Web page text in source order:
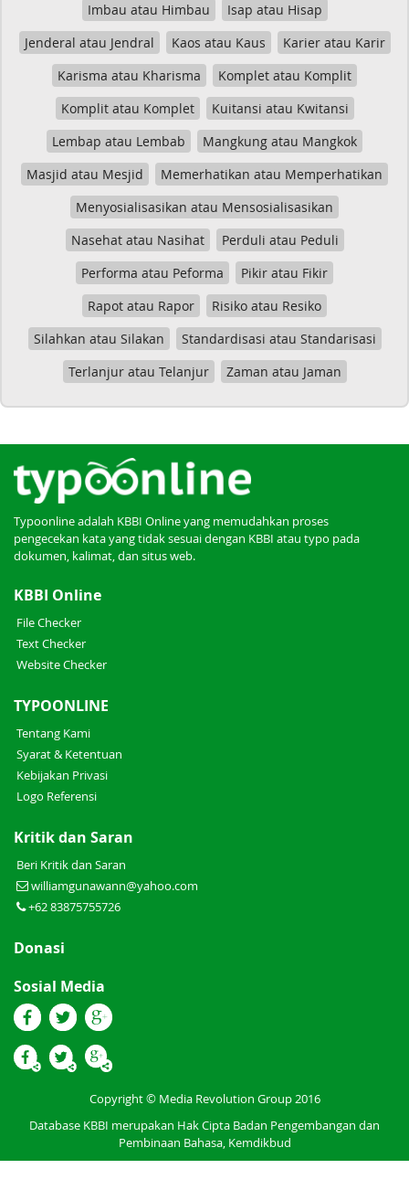
Imbau atau Himbau
Isap atau Hisap
Jenderal atau Jendral
Kaos atau Kaus
Karier atau Karir
Karisma atau Kharisma
Komplet atau Komplit
Komplit atau Komplet
Kuitansi atau Kwitansi
Lembap atau Lembab
Mangkung atau Mangkok
Masjid atau Mesjid
Memerhatikan atau Memperhatikan
Menyosialisasikan atau Mensosialisasikan
Nasehat atau Nasihat
Perduli atau Peduli
Performa atau Peforma
Pikir atau Fikir
Rapot atau Rapor
Risiko atau Resiko
Silahkan atau Silakan
Standardisasi atau Standarisasi
Terlanjur atau Telanjur
Zaman atau Jaman
Typoonline adalah KBBI Online yang memudahkan proses
pengecekan kata yang tidak sesuai dengan KBBI atau typo pada
dokumen, kalimat, dan situs web.
KBBI Online
File Checker
Text Checker
Website Checker
TYPOONLINE
Tentang Kami
Syarat & Ketentuan
Kebijakan Privasi
Logo Referensi
Kritik dan Saran
Beri Kritik dan Saran
williamgunawann@yahoo.com
+62 83875755726
Donasi
Sosial Media
Copyright © Media Revolution Group 2016
Database KBBI merupakan Hak Cipta Badan Pengembangan dan
Pembinaan Bahasa, Kemdikbud